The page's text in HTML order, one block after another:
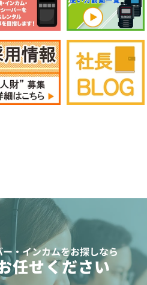
・インカムをお探しなら
任せください